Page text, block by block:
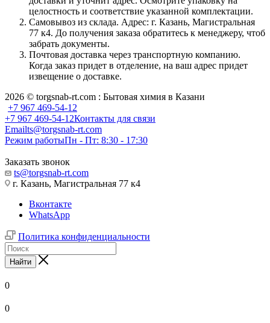
целостность и соответствие указанной комплектации.
Самовывоз из склада. Адрес: г. Казань, Магистральная
77 к4. До получения заказа обратитесь к менеджеру, чтоб
забрать документы.
Почтовая доставка через транспортную компанию.
Когда заказ придет в отделение, на ваш адрес придет
извещение о доставке.
2026 © torgsnab-rt.com : Бытовая химия в Казани
+7 967 469-54-12
+7 967 469-54-12Контакты для связи
Emailts@torgsnab-rt.com
Режим работыПн - Пт: 8:30 - 17:30
Заказать звонок
ts@torgsnab-rt.com
г. Казань, Магистральная 77 к4
Вконтакте
WhatsApp
Политика конфиденциальности
Найти
0
0